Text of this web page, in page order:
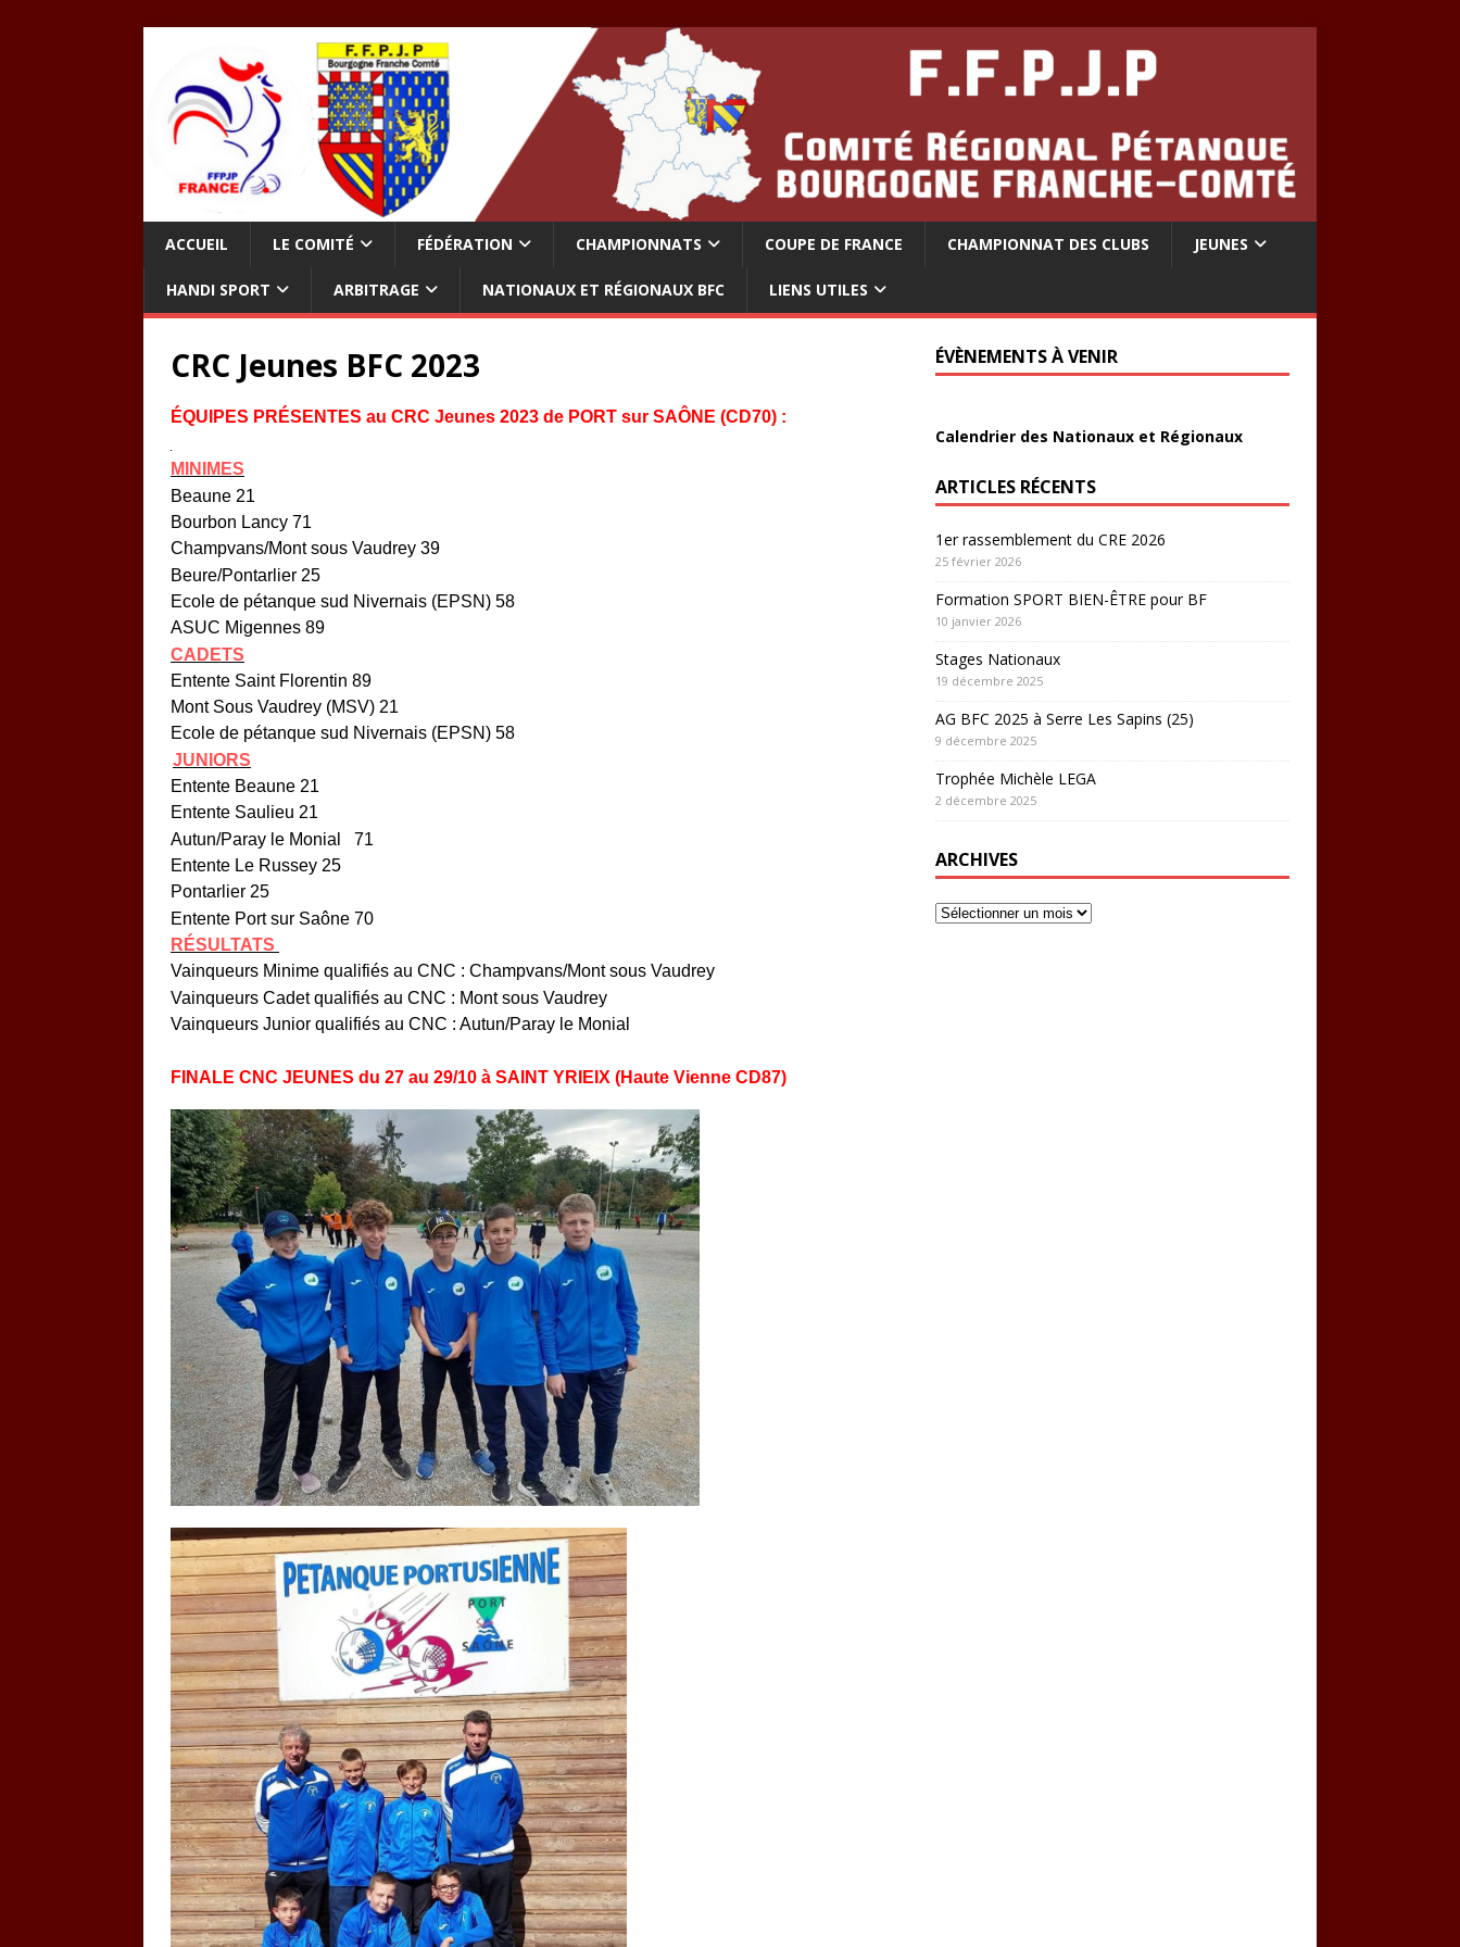
ACCUEIL LE COMITÉ FÉDÉRATION CHAMPIONNATS COUPE DE FRANCE CHAMPIONNAT DES CLUBS JEUNES
HANDI SPORT ARBITRAGE NATIONAUX ET RÉGIONAUX BFC LIENS UTILES
CRC Jeunes BFC 2023
ÉQUIPES PRÉSENTES au CRC Jeunes 2023 de PORT sur SAÔNE (CD70) :
MINIMES
Beaune 21
Bourbon Lancy 71
Champvans/Mont sous Vaudrey 39
Beure/Pontarlier 25
Ecole de pétanque sud Nivernais (EPSN) 58
ASUC Migennes 89
CADETS
Entente Saint Florentin 89
Mont Sous Vaudrey (MSV) 21
Ecole de pétanque sud Nivernais (EPSN) 58
JUNIORS
Entente Beaune 21
Entente Saulieu 21
Autun/Paray le Monial 71
Entente Le Russey 25
Pontarlier 25
Entente Port sur Saône 70
RÉSULTATS
Vainqueurs Minime qualifiés au CNC : Champvans/Mont sous Vaudrey
Vainqueurs Cadet qualifiés au CNC : Mont sous Vaudrey
Vainqueurs Junior qualifiés au CNC : Autun/Paray le Monial
FINALE CNC JEUNES du 27 au 29/10 à SAINT YRIEIX (Haute Vienne CD87)
ÉVÈNEMENTS À VENIR
Calendrier des Nationaux et Régionaux
ARTICLES RÉCENTS
1er rassemblement du CRE 2026
25 février 2026
Formation SPORT BIEN-ÊTRE pour BF
10 janvier 2026
Stages Nationaux
19 décembre 2025
AG BFC 2025 à Serre Les Sapins (25)
9 décembre 2025
Trophée Michèle LEGA
2 décembre 2025
ARCHIVES